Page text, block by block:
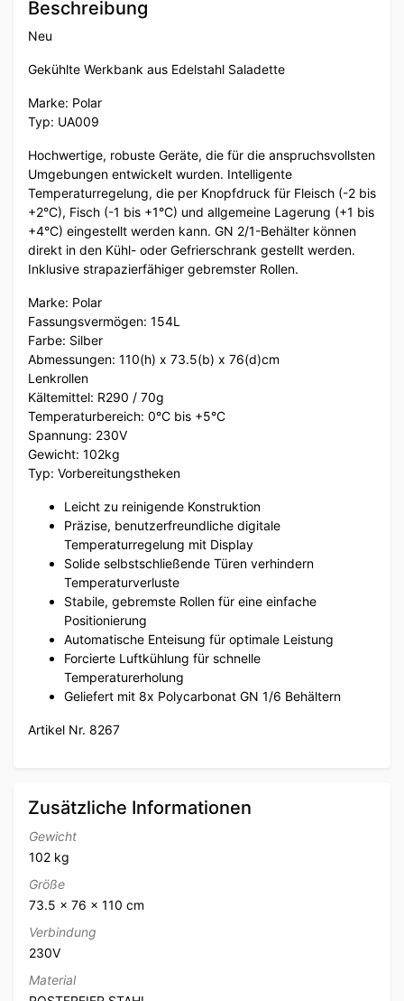
Beschreibung
Neu
Gekühlte Werkbank aus Edelstahl Saladette
Marke: Polar
Typ: UA009
Hochwertige, robuste Geräte, die für die anspruchsvollsten
Umgebungen entwickelt wurden. Intelligente
Temperaturregelung, die per Knopfdruck für Fleisch (-2 bis
+2°C), Fisch (-1 bis +1°C) und allgemeine Lagerung (+1 bis
+4°C) eingestellt werden kann. GN 2/1-Behälter können
direkt in den Kühl- oder Gefrierschrank gestellt werden.
Inklusive strapazierfähiger gebremster Rollen.
Marke: Polar
Fassungsvermögen: 154L
Farbe: Silber
Abmessungen: 110(h) x 73.5(b) x 76(d)cm
Lenkrollen
Kältemittel: R290 / 70g
Temperaturbereich: 0°C bis +5°C
Spannung: 230V
Gewicht: 102kg
Typ: Vorbereitungstheken
Leicht zu reinigende Konstruktion
Präzise, benutzerfreundliche digitale
Temperaturregelung mit Display
Solide selbstschließende Türen verhindern
Temperaturverluste
Stabile, gebremste Rollen für eine einfache
Positionierung
Automatische Enteisung für optimale Leistung
Forcierte Luftkühlung für schnelle
Temperaturerholung
Geliefert mit 8x Polycarbonat GN 1/6 Behältern
Artikel Nr. 8267
Zusätzliche Informationen
Gewicht
102 kg
Größe
73.5 × 76 × 110 cm
Verbindung
230V
Material